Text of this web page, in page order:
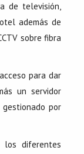
de televisión,
además de
sobre fibra
para dar
un servidor
por
diferentes